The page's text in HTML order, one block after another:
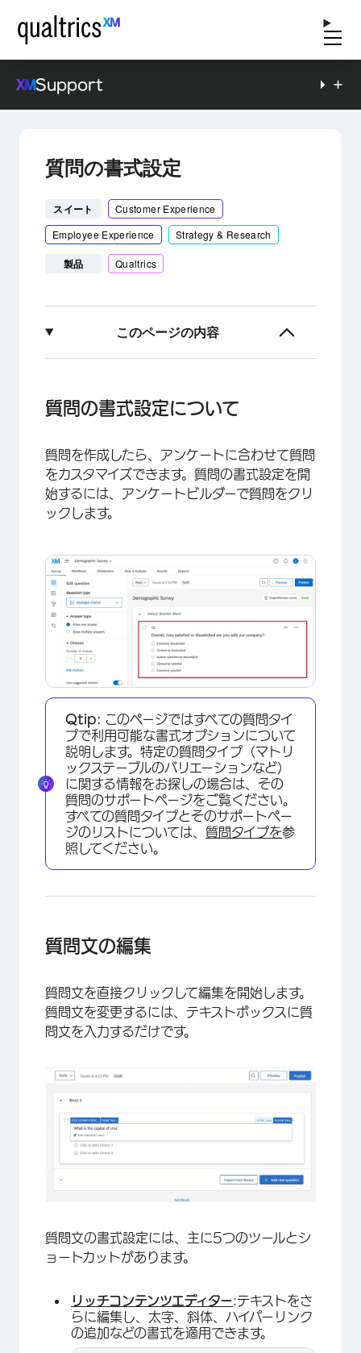
Support
質問の書式設定
スイート
Customer Experience
Employee Experience
Strategy & Research
製品 Qualtrics
このページの内容
質問文の編集
質問ラベルの編集
質問番号
検証の追加
質問の動作
さまざまなプロジェクトタイプにおける質問のフ
ォーマット
FAQs
質問の書式設定について
質問を作成したら、アンケートに合わせて質問
をカスタマイズできます。質問の書式設定を開
始するには、アンケートビルダーで質問をクリ
ックします。
×
Qtip: このページではすべての質問タイ
プで利用可能な書式オプションについて
説明します。特定の質問タイプ（マトリ
ックステーブルのバリエーションなど）
に関する情報をお探しの場合は、その
質問のサポートページをご覧ください。
すべての質問タイプとそのサポートペー
ジのリストについては、 質問タイプを参
照してください。
質問文の編集
質問文を直接クリックして編集を開始します。
質問文を変更するには、テキストボックスに質
問文を入力するだけです。
質問文の書式設定には、主に5つのツールとシ
ョートカットがあります。
リッチコンテンツエディター:テキストをさ
らに編集し、太字、斜体、ハイパーリンク
の追加などの書式を適用できます。